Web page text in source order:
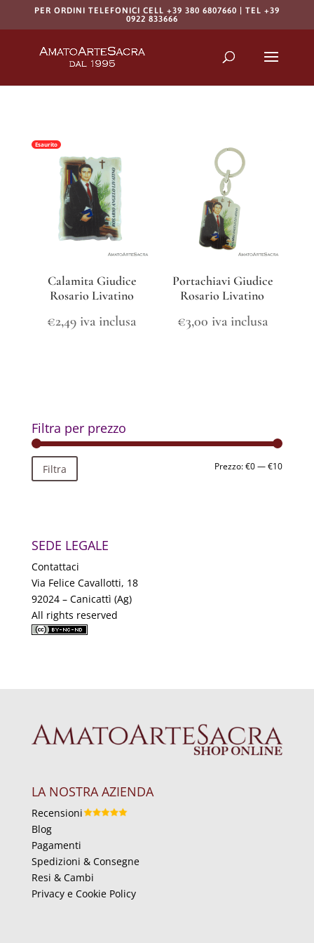
PER ORDINI TELEFONICI CELL +39 380 6807660 | TEL +39
0922 833666
Esaurito
Calamita Giudice
Rosario Livatino
€2,49 iva inclusa
Portachiavi Giudice
Rosario Livatino
€3,00 iva inclusa
Filtra per prezzo
Prezzo
Prezzo
Filtra Prezzo:€0—€10
SEDE LEGALE
Contattaci
Via Felice Cavallotti, 18
92024 – Canicattì (Ag)
All rights reserved
LA NOSTRA AZIENDA
Recensioni
Blog
Pagamenti
Spedizioni & Consegne
Resi & Cambi
Privacy e Cookie Policy